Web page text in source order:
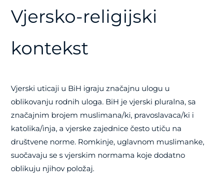
Vjersko-religijski
kontekst
Vjerski uticaji u BiH igraju značajnu ulogu u
oblikovanju rodnih uloga. BiH je vjerski pluralna, sa
značajnim brojem muslimana/ki, pravoslavaca/ki i
katolika/inja, a vjerske zajednice često utiču na
društvene norme. Romkinje, uglavnom muslimanke,
suočavaju se s vjerskim normama koje dodatno
oblikuju njihov položaj.